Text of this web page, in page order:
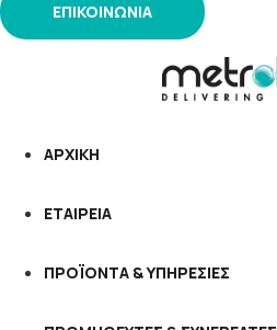
ΕΠΙΚΟΙΝΩΝΙΑ
ΑΡΧΙΚΗ
ΕΤΑΙΡΕΙΑ
ΠΡΟΪΟΝΤΑ & ΥΠΗΡΕΣΙΕΣ